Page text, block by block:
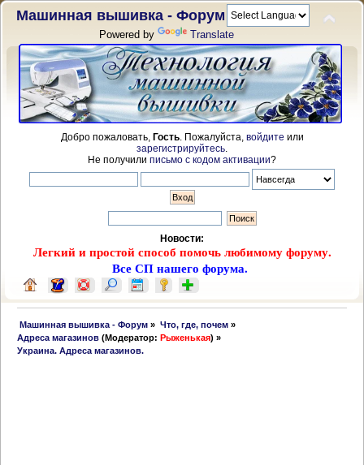
Машинная вышивка - Форум
Powered by Translate
Добро пожаловать, Гость. Пожалуйста, войдите или
зарегистрируйтесь
Не получили письмо с кодом активации?
Новости:
Легкий и простой способ помочь любимому форуму.
Все СП нашего форума.
Машинная вышивка - Форум » Что, где, почем»
Адреса магазинов (Модератор:Рыженькая) »
Украина. Адреса магазинов.